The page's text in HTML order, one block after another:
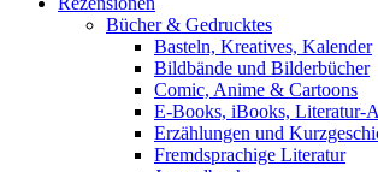
Bücher & Gedrucktes
Basteln, Kreatives, Kalender
Bildbände und Bilderbücher
Comic, Anime & Cartoons
E-Books, iBooks, Literatur-
Erzählungen und
Fremdsprachige Literatur